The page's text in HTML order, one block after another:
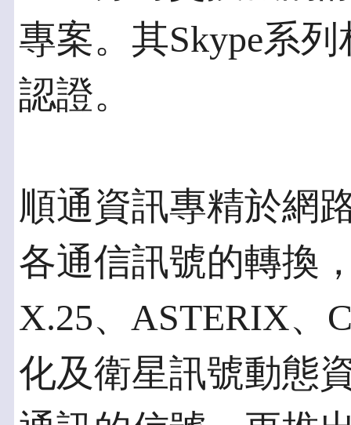
專案。其Skype系
認證。
順通資訊專精於網
各通信訊號的轉換
X.25、ASTERIX、
化及衛星訊號動態